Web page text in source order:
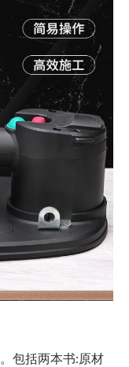
包括两本书:原材